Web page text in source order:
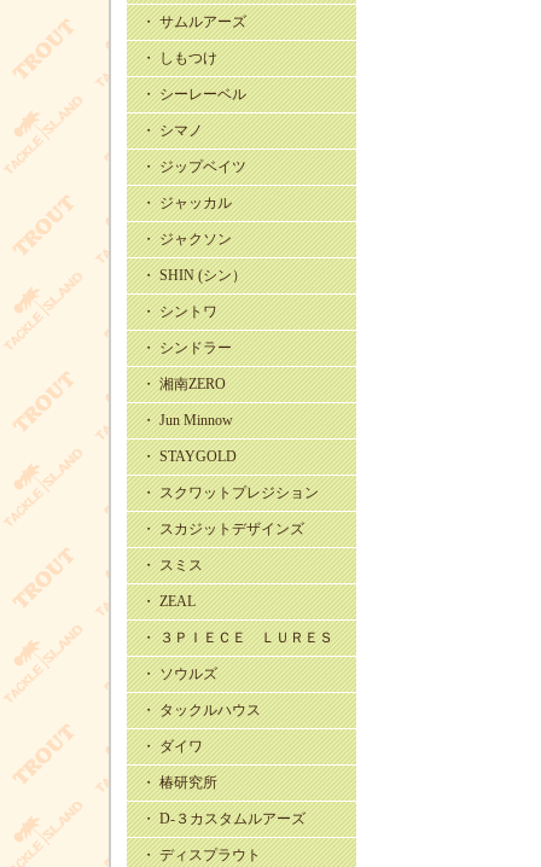
・ サムルアーズ
・ しもつけ
・ シーレーベル
・ シマノ
・ ジップベイツ
・ ジャッカル
・ ジャクソン
・ SHIN (シン）
・ シントワ
・ シンドラー
・ 湘南ZERO
・ Jun Minnow
・ STAYGOLD
・ スクワットプレジション
・ スカジットデザインズ
・ スミス
・ ZEAL
・ ３ＰＩＥＣＥ ＬＵＲＥＳ
・ ソウルズ
・ タックルハウス
・ ダイワ
・ 椿研究所
・ D-３カスタムルアーズ
・ ディスプラウト